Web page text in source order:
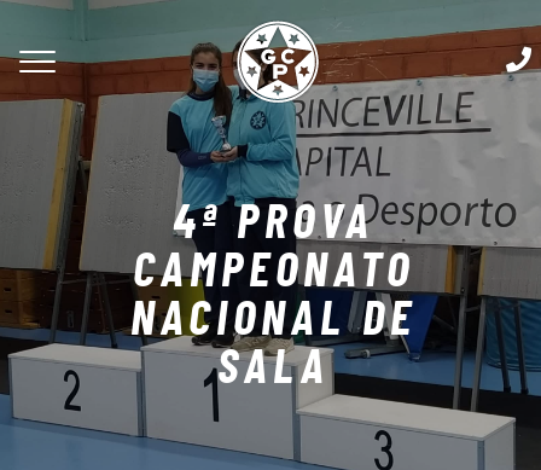
4ª PROVA
CAMPEONATO
NACIONAL DE
SALA